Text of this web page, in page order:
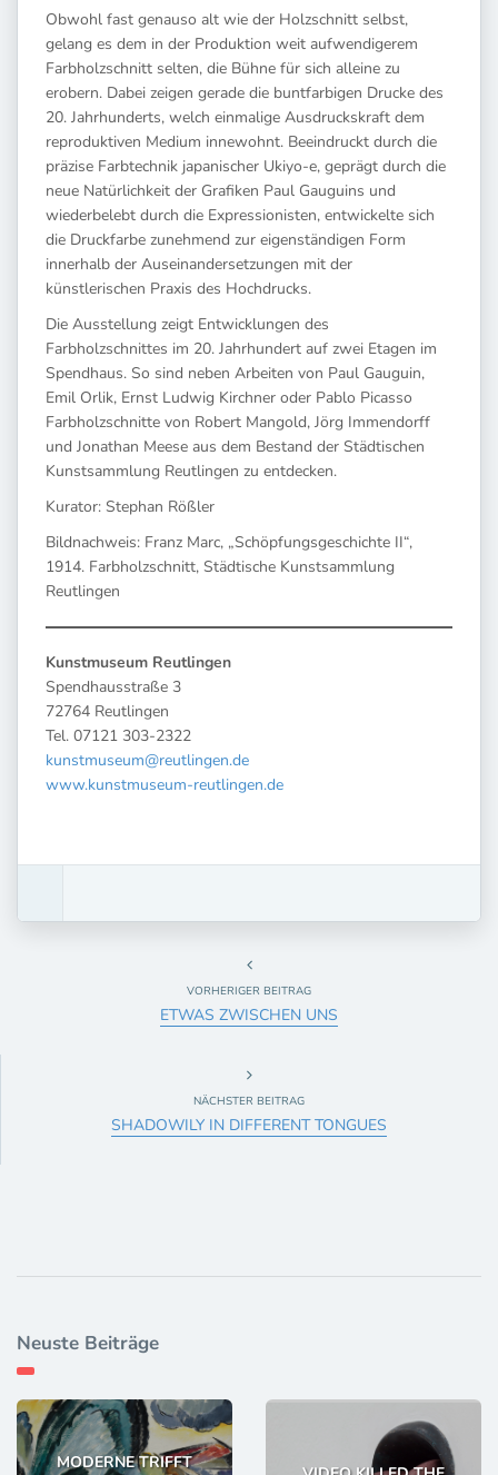
Obwohl fast genauso alt wie der Holzschnitt selbst,
gelang es dem in der Produktion weit aufwendigerem
Farbholzschnitt selten, die Bühne für sich alleine zu
erobern. Dabei zeigen gerade die buntfarbigen Drucke des
20. Jahrhunderts, welch einmalige Ausdruckskraft dem
reproduktiven Medium innewohnt. Beeindruckt durch die
präzise Farbtechnik japanischer Ukiyo-e, geprägt durch die
neue Natürlichkeit der Grafiken Paul Gauguins und
wiederbelebt durch die Expressionisten, entwickelte sich
die Druckfarbe zunehmend zur eigenständigen Form
innerhalb der Auseinandersetzungen mit der
künstlerischen Praxis des Hochdrucks.
Die Ausstellung zeigt Entwicklungen des
Farbholzschnittes im 20. Jahrhundert auf zwei Etagen im
Spendhaus. So sind neben Arbeiten von Paul Gauguin,
Emil Orlik, Ernst Ludwig Kirchner oder Pablo Picasso
Farbholzschnitte von Robert Mangold, Jörg Immendorff
und Jonathan Meese aus dem Bestand der Städtischen
Kunstsammlung Reutlingen zu entdecken.
Kurator: Stephan Rößler
Bildnachweis: Franz Marc, „Schöpfungsgeschichte II“,
1914. Farbholzschnitt, Städtische Kunstsammlung
Reutlingen
Kunst­mu­se­um Reut­lin­gen
Spend­haus­stra­ße 3
72764 Reut­lin­gen
Tel. 07121 303-2322
kunstmuseum@reutlingen.de
www.kunstmuseum-reutlingen.de
VORHERIGER BEITRAG
ETWAS ZWISCHEN UNS
NÄCHSTER BEITRAG
SHADOWILY IN DIFFERENT TONGUES
Neuste Beiträge
MODERNE TRIFFT